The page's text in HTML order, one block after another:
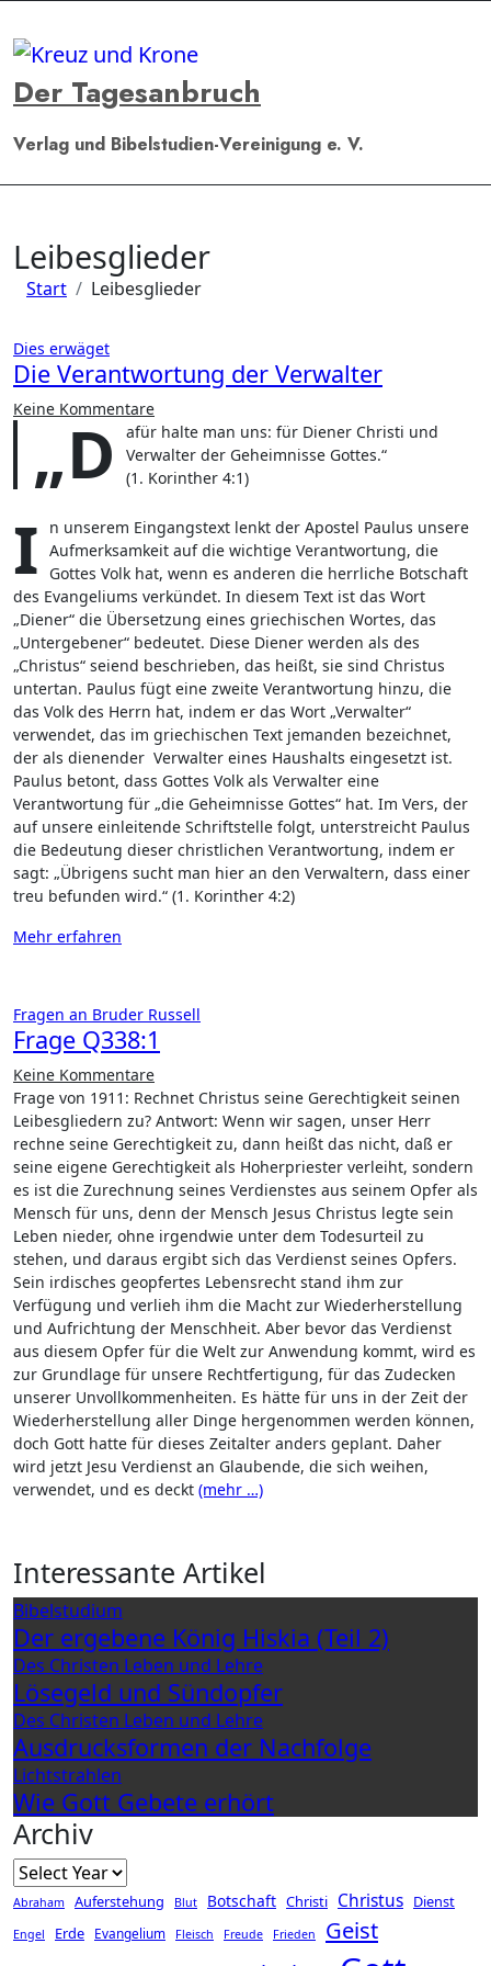
Inhalt
springen
Der Tagesanbruch
Verlag und Bibelstudien-Vereinigung e. V.
Leibesglieder
Start Leibesglieder
Dies erwäget
Die Verantwortung der Verwalter
Keine Kommentare
„D
afür halte man uns: für Diener Christi und
Verwalter der Geheimnisse Gottes.“
(1. Korinther 4:1)
I
n unserem Eingangstext lenkt der Apostel Paulus unsere
Aufmerksamkeit auf die wichtige Verantwortung, die
Gottes Volk hat, wenn es anderen die herrliche Botschaft
des Evangeliums verkündet. In diesem Text ist das Wort
„Diener“ die Übersetzung eines griechischen Wortes, das
„Untergebener“ bedeutet. Diese Diener werden als des
„Christus“ seiend beschrieben, das heißt, sie sind Christus
untertan. Paulus fügt eine zweite Verantwortung hinzu, die
das Volk des Herrn hat, indem er das Wort „Verwalter“
verwendet, das im griechischen Text jemanden bezeichnet,
der als dienender Verwalter eines Haushalts eingesetzt ist.
Paulus betont, dass Gottes Volk als Verwalter eine
Verantwortung für „die Geheimnisse Gottes“ hat. Im Vers, der
auf unsere einleitende Schriftstelle folgt, unterstreicht Paulus
die Bedeutung dieser christlichen Verantwortung, indem er
sagt: „Übrigens sucht man hier an den Verwaltern, dass einer
treu befunden wird.“ (1. Korinther 4:2)
Mehr erfahren
Fragen an Bruder Russell
Frage Q338:1
Keine Kommentare
Frage von 1911: Rechnet Christus seine Gerechtigkeit seinen
Leibesgliedern zu? Antwort: Wenn wir sagen, unser Herr
rechne seine Gerechtigkeit zu, dann heißt das nicht, daß er
seine eigene Gerechtigkeit als Hoherpriester verleiht, sondern
es ist die Zurechnung seines Verdienstes aus seinem Opfer als
Mensch für uns, denn der Mensch Jesus Christus legte sein
Leben nieder, ohne irgendwie unter dem Todesurteil zu
stehen, und daraus ergibt sich das Verdienst seines Opfers.
Sein irdisches geopfertes Lebensrecht stand ihm zur
Verfügung und verlieh ihm die Macht zur Wiederherstellung
und Aufrichtung der Menschheit. Aber bevor das Verdienst
aus diesem Opfer für die Welt zur Anwendung kommt, wird es
zur Grundlage für unsere Rechtfertigung, für das Zudecken
unserer Unvollkommenheiten. Es hätte für uns in der Zeit der
Wiederherstellung aller Dinge hergenommen werden können,
doch Gott hatte für dieses Zeitalter anders geplant. Daher
wird jetzt Jesu Verdienst an Glaubende, die sich weihen,
verwendet, und es deckt (mehr …)
Interessante Artikel
Bibelstudium
Der ergebene König Hiskia (Teil 2)
Des Christen Leben und Lehre
Lösegeld und Sündopfer
Des Christen Leben und Lehre
Ausdrucksformen der Nachfolge
Lichtstrahlen
Wie Gott Gebete erhört
Archiv
Abraham Auferstehung Blut Botschaft Christi Christus Dienst
Engel Erde Evangelium Fleisch Freude Frieden Geist